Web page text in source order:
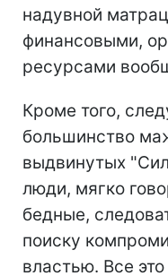
надувной
финансовыми,
ресурсами
Кроме того,
большинство
выдвинутых
люди, мягко
бедные,
поиску
властью. Все